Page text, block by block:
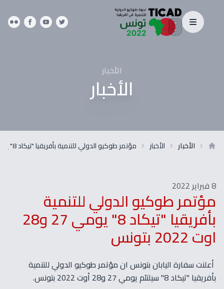
الأخبار
الأخبار
الأخبار الأخبار مؤتمر طوكيو الدولي للتنمية بأفريقيا "تيكاد 8" يومي 27 و28 اوت 2022 بتونس
8 فبراير 2022
مؤتمر طوكيو الدولي للتنمية
بأفريقيا "تيكاد 8" يومي 27 و28
اوت 2022 بتونس
أعلنت سفارة اليابان بتونس ان مؤتمر طوكيو الدولي للتنمية
بأفريقيا "تيكاد 8" سيلتئم يومي 27 و28 أوت 2022 بتونس.